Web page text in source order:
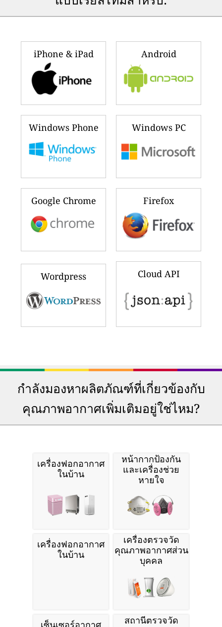
iPhone & iPad Android
Windows Phone Windows PC
Google Chrome Firefox
Wordpress Cloud API
กำลังมองหาผลิตภัณฑ์ที่เกี่ยวข้องกับ
คุณภาพอากาศเพิ่มเติมอยู่ใช่ไหม?
เครื่องฟอกอากาศ
ในบ้าน
หน้ากากป้องกัน
และเครื่องช่วย
หายใจ
เครื่องฟอกอากาศ
ในบ้าน
เครื่องตรวจวัด
คุณภาพอากาศส่วน
บุคคล
สถานีตรวจวัด